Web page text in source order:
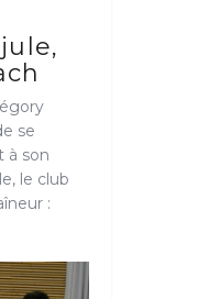
se
à son
le club
: